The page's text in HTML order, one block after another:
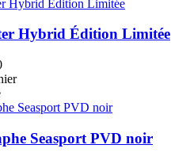
Hybrid Édition Limitée
Seasport PVD noir